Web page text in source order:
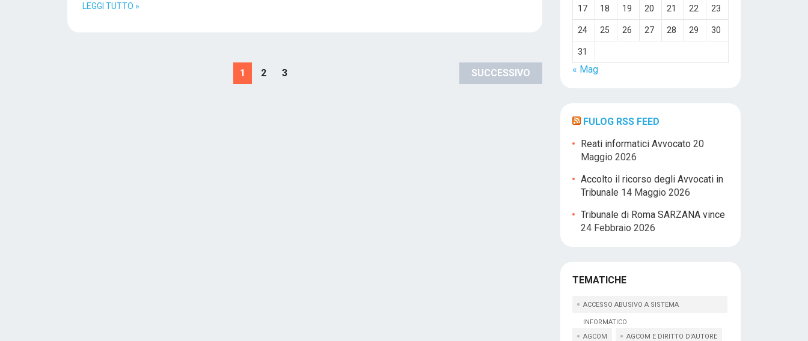
LEGGI TUTTO »
1 2 3 SUCCESSIVO
17 18 19 20 21 22 23
24 25 26 27 28 29 30
31
« Mag
FULOG RSS FEED
Reati informatici Avvocato 20
Maggio 2026
Accolto il ricorso degli Avvocati in
Tribunale 14 Maggio 2026
Tribunale di Roma SARZANA vince
24 Febbraio 2026
TEMATICHE
ACCESSO ABUSIVO A SISTEMA
INFORMATICO
AGCOM
AGCOM E DIRITTO D'AUTORE